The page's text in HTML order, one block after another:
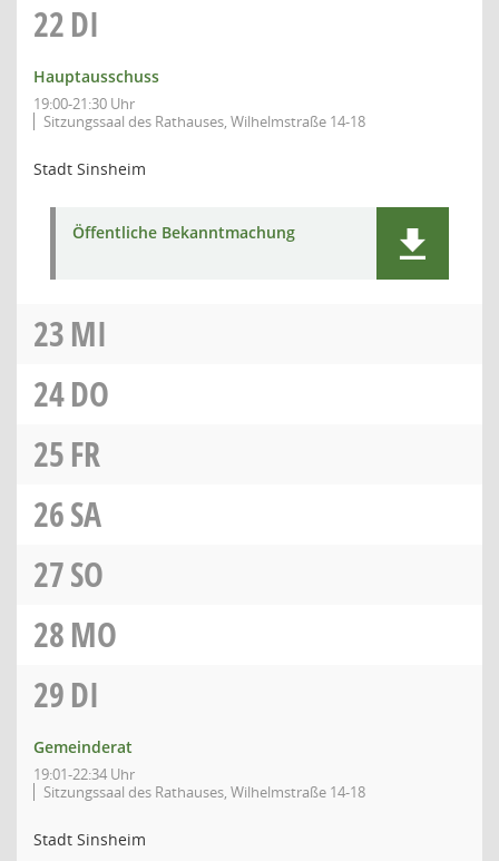
22DI
Hauptausschuss
19:00-21:30 Uhr
Sitzungssaal des Rathauses, Wilhelmstraße 14-18
Stadt Sinsheim
Öffentliche Bekanntmachung
23MI
24DO
25FR
26SA
27SO
28MO
29DI
Gemeinderat
19:01-22:34 Uhr
Sitzungssaal des Rathauses, Wilhelmstraße 14-18
Stadt Sinsheim